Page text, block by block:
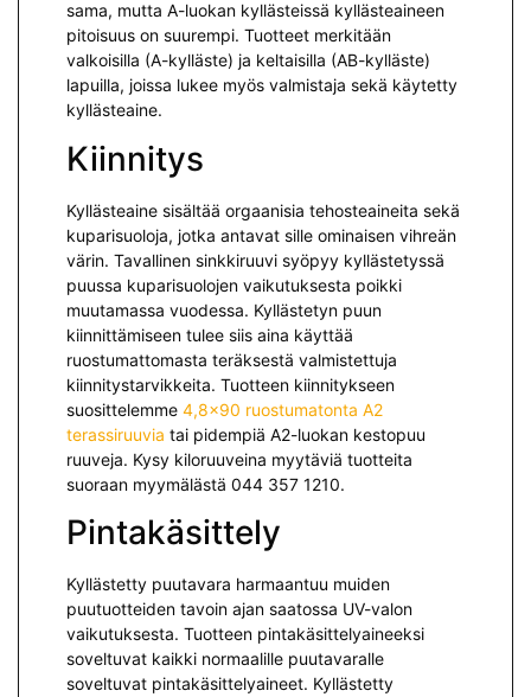
sama, mutta A-luokan kyllästeissä kyllästeaineen
pitoisuus on suurempi. Tuotteet merkitään
valkoisilla (A-kylläste) ja keltaisilla (AB-kylläste)
lapuilla, joissa lukee myös valmistaja sekä käytetty
kyllästeaine.
Kiinnitys
Kyllästeaine sisältää orgaanisia tehosteaineita sekä
kuparisuoloja, jotka antavat sille ominaisen vihreän
värin. Tavallinen sinkkiruuvi syöpyy kyllästetyssä
puussa kuparisuolojen vaikutuksesta poikki
muutamassa vuodessa. Kyllästetyn puun
kiinnittämiseen tulee siis aina käyttää
ruostumattomasta teräksestä valmistettuja
kiinnitystarvikkeita. Tuotteen kiinnitykseen
suosittelemme 4,8×90 ruostumatonta A2
terassiruuvia tai pidempiä A2-luokan kestopuu
ruuveja. Kysy kiloruuveina myytäviä tuotteita
suoraan myymälästä 044 357 1210.
Pintakäsittely
Kyllästetty puutavara harmaantuu muiden
puutuotteiden tavoin ajan saatossa UV-valon
vaikutuksesta. Tuotteen pintakäsittelyaineeksi
soveltuvat kaikki normaalille puutavaralle
soveltuvat pintakäsittelyaineet. Kyllästetty